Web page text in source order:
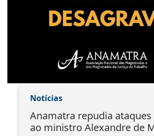
Notícias
Anamatra repudia ataques
ao ministro Alexandre de